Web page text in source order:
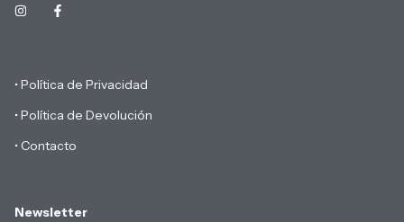
• Política de Privacidad
• Política de Devolución
• Contacto
Newsletter